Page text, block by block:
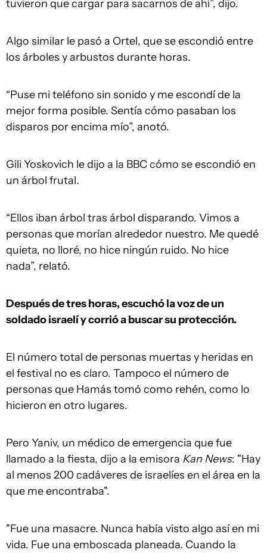
tuvieron que cargar para sacarnos de ahi”, dijo.
Algo similar le pasó a Ortel, que se escondió entre
los árboles y arbustos durante horas.
“Puse mi teléfono sin sonido y me escondí de la
mejor forma posible. Sentía cómo pasaban los
disparos por encima mío”, anotó.
Gili Yoskovich le dijo a la BBC cómo se escondió en
un árbol frutal.
“Ellos iban árbol tras árbol disparando. Vimos a
personas que morían alrededor nuestro. Me quedé
quieta, no lloré, no hice ningún ruido. No hice
nada”, relató.
Después de tres horas, escuchó la voz de un
soldado israelí y corrió a buscar su protección.
El número total de personas muertas y heridas en
el festival no es claro. Tampoco el número de
personas que Hamás tomó como rehén, como lo
hicieron en otro lugares.
Pero Yaniv, un médico de emergencia que fue
llamado a la fiesta, dijo a la emisora Kan News: "Hay
al menos 200 cadáveres de israelíes en el área en la
que me encontraba".
"Fue una masacre. Nunca había visto algo así en mi
vida. Fue una emboscada planeada. Cuando la